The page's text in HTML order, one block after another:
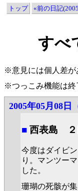
トップ «前の日記
すべ
※意見には個人差が
※つっこみ機能は終
2005年05月08日
■ 西表島 ２
今度はダイビ
り。マンツー
した。
珊瑚の死骸が